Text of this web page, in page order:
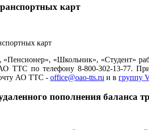
карт
«Пенсионер», «Школьник», «Студент»
ТТС по телефону 8-800-302-13-77.
АО ТТС - office@oao-tts.ru и в группу
пополнения баланса